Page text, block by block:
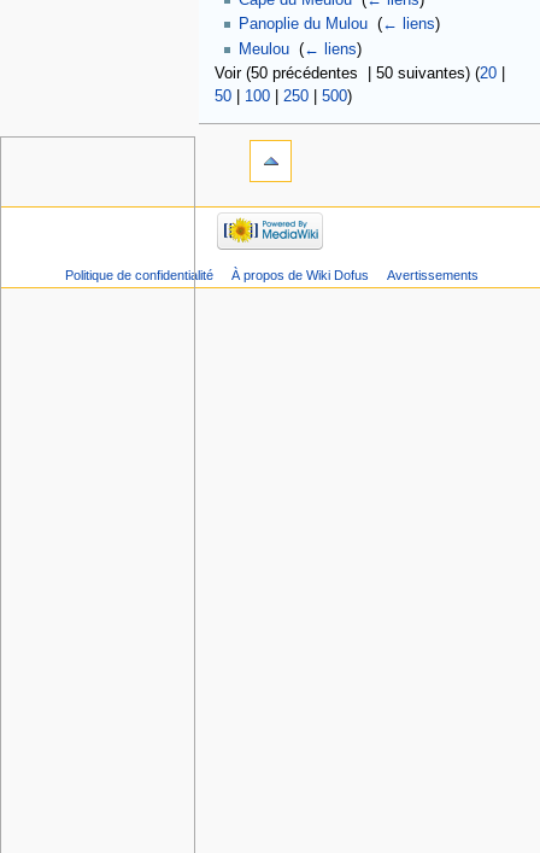
Panoplie du Mulou ‎(← liens)
Meulou ‎(← liens)
Voir (50 précédentes | 50 suivantes) (20|
50| 100| 250| 500)
Politique de confidentialité À propos de Wiki Dofus Avertissements